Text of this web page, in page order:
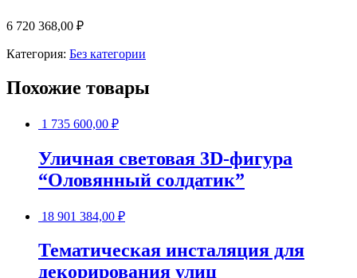
6 720 368,00 ₽
Категория: Без категории
Похожие товары
1 735 600,00 ₽
Уличная световая 3D-фигура
“Оловянный солдатик”
18 901 384,00 ₽
Тематическая инсталяция для
декорирования улиц